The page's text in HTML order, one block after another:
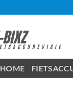
HOME